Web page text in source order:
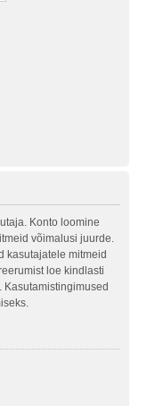
Konto loomine
võimalusi juurde.
kasutajatele mitmeid
loe kindlasti